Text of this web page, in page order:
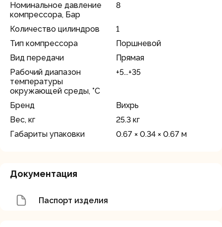
Номинальное давление
компрессора, Бар
8
Количество цилиндров
1
Тип компрессора
Поршневой
Вид передачи
Прямая
Рабочий диапазон
температуры
окружающей среды, °C
+5...+35
Бренд
Вихрь
Вес, кг
25.3 кг
Габариты упаковки
0.67 × 0.34 × 0.67 м
Документация
Паспорт изделия